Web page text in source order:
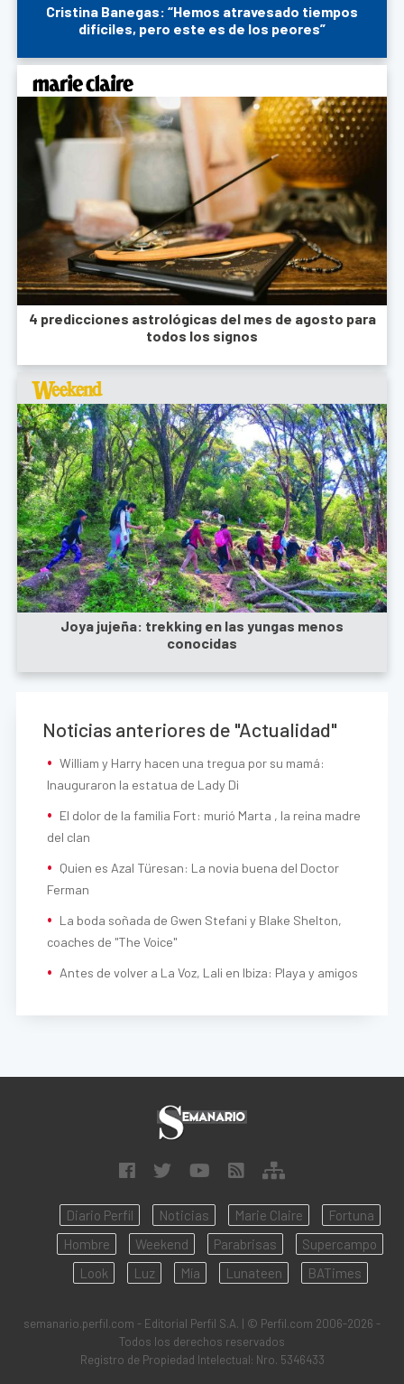
Cristina Banegas: “Hemos atravesado tiempos
difíciles, pero este es de los peores”
4 predicciones astrológicas del mes de agosto para
todos los signos
Joya jujeña: trekking en las yungas menos
conocidas
Noticias anteriores de "Actualidad"
William y Harry hacen una tregua por su mamá:
Inauguraron la estatua de Lady Di
El dolor de la familia Fort: murió Marta , la reina madre
del clan
Quien es Azal Türesan: La novia buena del Doctor
Ferman
La boda soñada de Gwen Stefani y Blake Shelton,
coaches de "The Voice"
Antes de volver a La Voz, Lali en Ibiza: Playa y amigos
Diario Perfil Noticias Marie Claire
Fortuna
Hombre
Weekend Parabrisas
Supercampo
Look
Luz Mía Lunateen BATimes
semanario.perfil.com - Editorial Perfil S.A. | © Perfil.com 2006-2026 -
Todos los derechos reservados
Registro de Propiedad Intelectual: Nro. 5346433